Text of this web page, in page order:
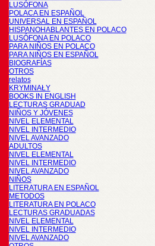
LUSÓFONA
POLACA EN ESPAÑOL
UNIVERSAL EN ESPAÑOL
HISPANOHABLANTES EN POLACO
LUSÓFONA EN POLACO
PARA NIÑOS EN POLACO
PARA NIÑOS EN ESPAÑOL
BIOGRAFÍAS
OTROS
relatos
KRYMINAŁY
BOOKS IN ENGLISH
LECTURAS GRADUAD
NIÑOS Y JÓVENES
NIVEL ELEMENTAL
NIVEL INTERMEDIO
NIVEL AVANZADO
ADULTOS
NIVEL ELEMENTAL
NIVEL INTERMEDIO
NIVEL AVANZADO
NIÑOS
LITERATURA EN ESPAÑOL
METODOS
LITERATURA EN POLACO
LECTURAS GRADUADAS
NIVEL ELEMENTAL
NIVEL INTERMEDIO
NIVEL AVANZADO